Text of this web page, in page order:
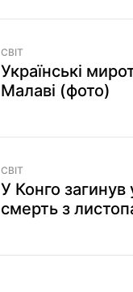
СВІТ
Українські
Малаві (фото)
СВІТ
У Конго
смерть з